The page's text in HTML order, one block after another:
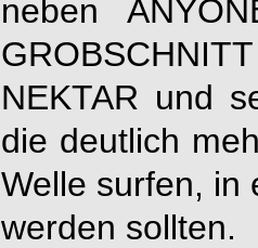
neben
NEKTAR und
die deutlich
Welle surfen, in
werden sollten.